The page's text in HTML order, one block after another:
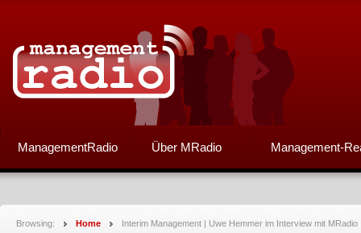
ManagementRadio Über MRadio Management-
Browsing: Home Interim Management | Uwe Hemmer im Interview mit MRadio